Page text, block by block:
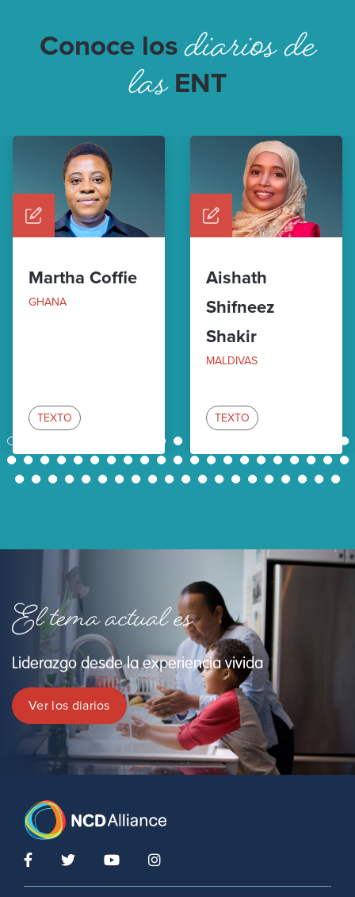
Conoce losdiarios de
lasENT
Martha Coffie
GHANA
TEXTO
Aishath
Shifneez
Shakir
MALDIVAS
TEXTO
1 10 11
21
22
23 24 25 26 27 28 29 30 31 32 33 34 35 36 37 38 39 40 41
42
43
44 45 46 47 48 49 50 51 52 53 54 55 56 57 58 59 60 61 62
El tema actual es
Liderazgo desde la experiencia vivida
Ver los diarios